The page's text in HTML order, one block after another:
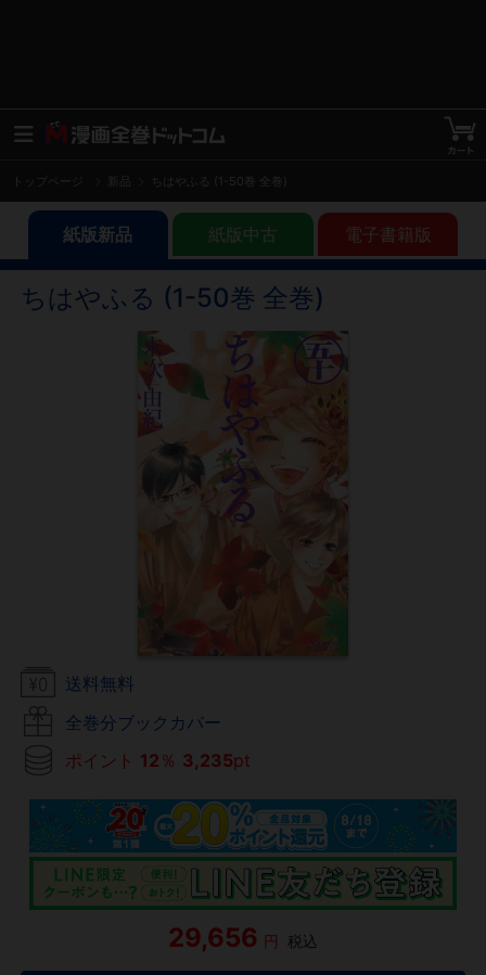
トップページ ちはやふる (1-50巻 全巻)
紙版新品 紙版中古 電子書籍版
ちはやふる (1-50巻 全巻)
送料無料
全巻分ブックカバー
ポイント 12 ％ 3,235pt
29,656 円 税込